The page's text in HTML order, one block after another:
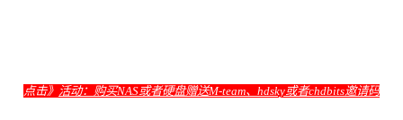
点击》 活动：购买NAS或者硬盘赠送M-team、hdsky或者chdbits邀请码